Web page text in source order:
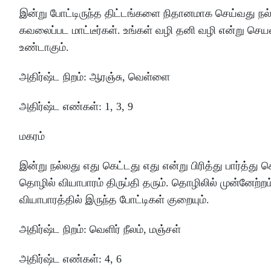
இன்று போட்டிருந்த திட்டங்களை நிதானமாக செய்வது
கவலைப்பட மாட்டீர்கள். உங்கள் வழி தனி வழி என்று
உண்டாகும்.
அதிர்ஷ்ட நிறம்: ஆரஞ்சு, வெள்ளை
அதிர்ஷ்ட எண்கள்: 1, 3, 9
மகரம்
இன்று நல்லது எது கெட்டது எது என்று பிரித்து பார்த்து
தொழில் வியாபாரம் திருப்தி தரும். தொழிலில்
வியாபாரத்தில் இருந்த போட்டிகள் குறையும்.
அதிர்ஷ்ட நிறம்: வெளிர் நீலம், மஞ்சள்
அதிர்ஷ்ட எண்கள்: 4, 6